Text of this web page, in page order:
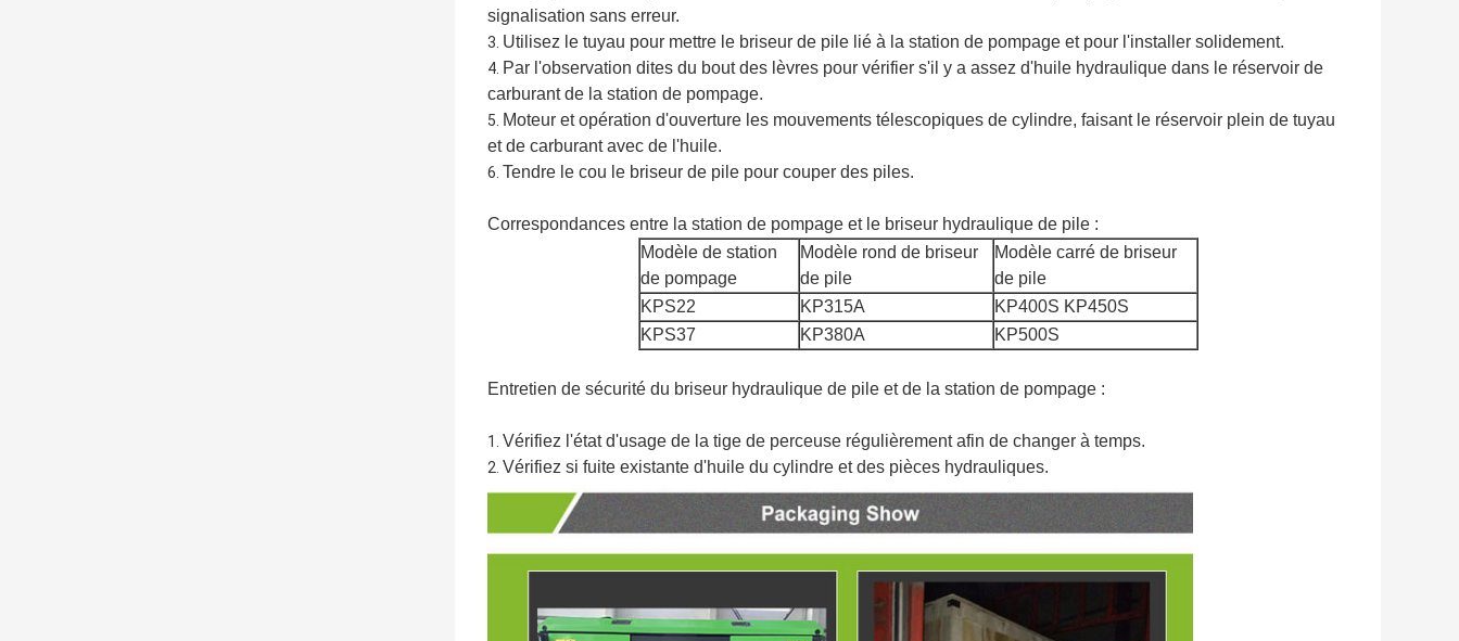
signalisation sans erreur.
3. Utilisez le tuyau pour mettre le briseur de pile lié à la station de pompage et pour l'installer solidement.
4. Par l'observation dites du bout des lèvres pour vérifier s'il y a assez d'huile hydraulique dans le réservoir de
carburant de la station de pompage.
5. Moteur et opération d'ouverture les mouvements télescopiques de cylindre, faisant le réservoir plein de tuyau
et de carburant avec de l'huile.
6. Tendre le cou le briseur de pile pour couper des piles.
Correspondances entre la station de pompage et le briseur hydraulique de pile :
Modèle de station
de pompage
Modèle rond de briseur
de pile
Modèle carré de briseur
de pile
KPS22
KP315A
KP400S KP450S
KPS37
KP380A KP500S
Entretien de sécurité du briseur hydraulique de pile et de la station de pompage :
1. Vérifiez l'état d'usage de la tige de perceuse régulièrement afin de changer à temps.
2. Vérifiez si fuite existante d'huile du cylindre et des pièces hydrauliques.